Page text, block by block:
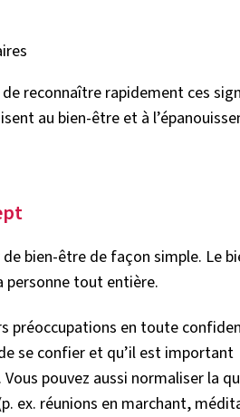
reconnaître rapidement ces
au bien-être et à
bien-être de façon simple. Le
personne tout entière.
préoccupations en toute
se confier et qu’il est important
pouvez aussi normaliser la
ex. réunions en marchant,